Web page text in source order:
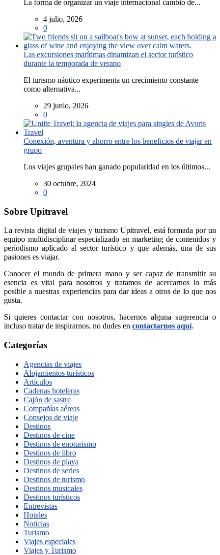
La forma de organizar un viaje internacional cambió de...
4 julio, 2026
0
Las excursiones marítimas dinamizan el sector turístico
durante la temporada de verano
El turismo náutico experimenta un crecimiento constante
como alternativa...
29 junio, 2026
0
Conexión, aventura y ahorro entre los beneficios de viajar en
grupo
Los viajes grupales han ganado popularidad en los últimos...
30 octubre, 2024
0
Sobre Upitravel
La revista digital de viajes y turismo Upitravel, está formada por un
equipo multidisciplinar especializado en marketing de contenidos y
periodismo aplicado al sector turístico y que además, una de sus
pasiones es viajar.
Conocer el mundo de primera mano y ser capaz de transmitir su
esencia es vital para nosotros y tratamos de acercarnos lo más
posible a nuestras experiencias para dar ideas a otros de lo que nos
gusta.
Si quieres contactar con nosotros, hacernos alguna sugerencia o
incluso tratar de inspirarnos, no dudes en contactarnos aquí.
Categorías
Agencias de viajes
Alojamientos turísticos
Artículos
Cadenas hoteleras
Cajón de sastre
Compañías aéreas
Consejos de viaje
Destinos
Destinos de cine
Destinos de enoturismo
Destinos de libro
Destinos de playa
Destinos de series
Destinos de turismo
Destinos musicales
Destinos turísticos
Entrevistas
Hoteles
Noticias
Turismo
Viajes especiales
Viajes y Turismo